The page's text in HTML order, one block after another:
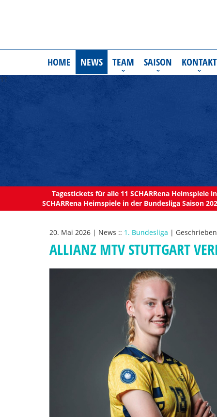
HOME NEWS TEAM SAISON KONTAKT
11
Tagestickets für alle 11 SCHARRena
SCHARRena Heimspiele in der Bundesliga
20. Mai 2026 | News :: 1. Bundesliga |
ALLIANZ MTV STUTTGART